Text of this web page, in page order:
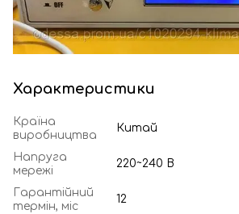
Характеристики
Країна
виробництва
Китай
Напруга
мережі
220~240 В
Гарантійний
термін, міс
12